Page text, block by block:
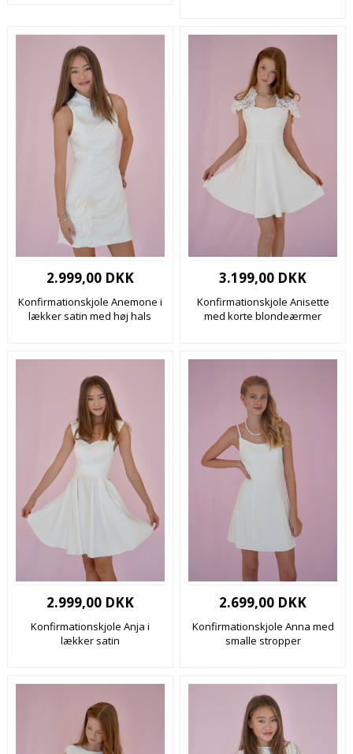
2.999,00 DKK
Konfirmationskjole Anemone i
lækker satin med høj hals
3.199,00 DKK
Konfirmationskjole Anisette
med korte blondeærmer
2.999,00 DKK
Konfirmationskjole Anja i
lækker satin
2.699,00 DKK
Konfirmationskjole Anna med
smalle stropper